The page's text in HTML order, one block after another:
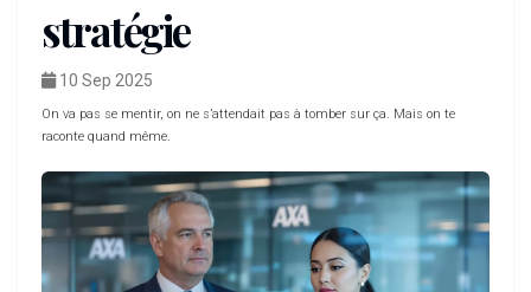
stratégie
10 Sep 2025
On va pas se mentir, on ne s’attendait pas à tomber sur ça. Mais on te
raconte quand même.